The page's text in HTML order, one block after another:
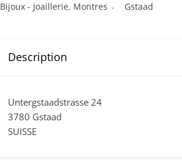
Bijoux - Joaillerie, Montres Gstaad
Description
Untergstaadstrasse 24
3780 Gstaad
SUISSE